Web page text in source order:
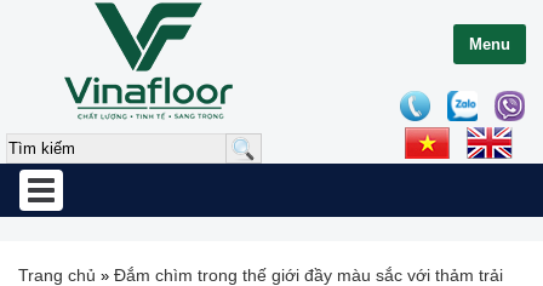
Menu
Toggle
navigation
Trang chủ » Đắm chìm trong thế giới đầy màu sắc với thảm trải